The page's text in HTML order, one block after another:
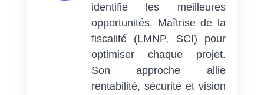
identifie les meilleures
opportunités. Maîtrise de la
fiscalité (LMNP, SCI) pour
optimiser chaque projet.
Son approche allie
rentabilité, sécurité et vision